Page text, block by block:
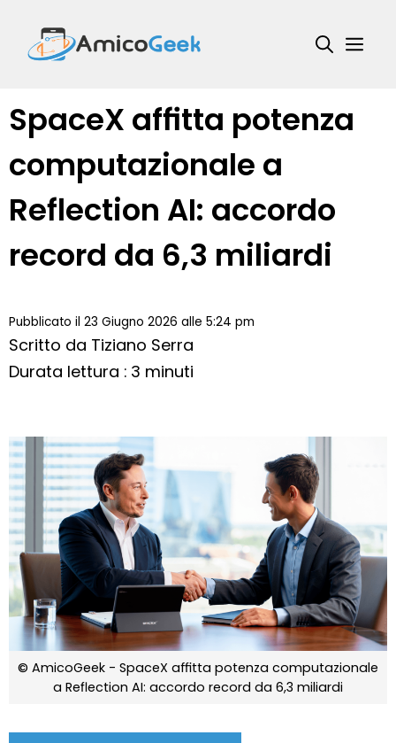
contenuto
SpaceX affitta potenza
computazionale a
Reflection AI: accordo
record da 6,3 miliardi
Pubblicato il 23 Giugno 2026 alle 5:24 pm
Scritto da Tiziano Serra
Durata lettura : 3 minuti
© AmicoGeek - SpaceX affitta potenza computazionale
a Reflection AI: accordo record da 6,3 miliardi